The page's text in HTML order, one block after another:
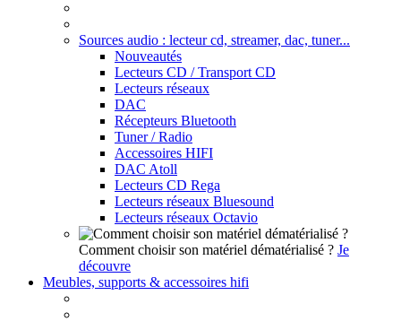
Sources audio : lecteur cd, streamer, dac, tuner...
Nouveautés
Lecteurs CD / Transport CD
Lecteurs réseaux
DAC
Récepteurs Bluetooth
Tuner / Radio
Accessoires HIFI
DAC Atoll
Lecteurs CD Rega
Lecteurs réseaux Bluesound
Lecteurs réseaux Octavio
Comment choisir son matériel dématérialisé ? Je
découvre
Meubles, supports & accessoires hifi